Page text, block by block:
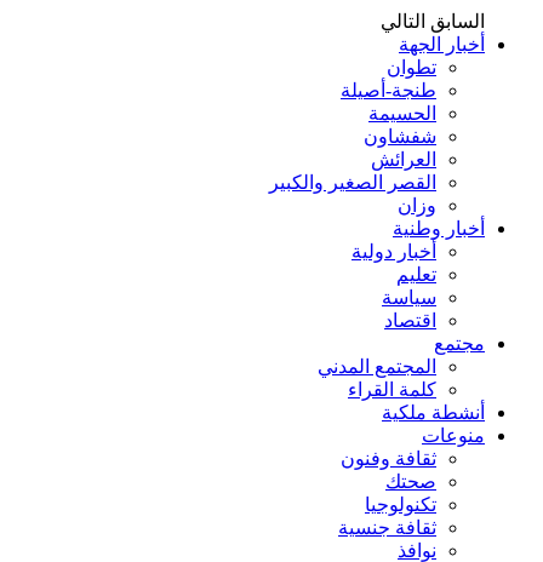
السابق التالي
أخبار الجهة
تطوان
طنجة-أصيلة
الحسيمة
شفشاون
العرائش
القصر الصغير والكبير
وزان
أخبار وطنية
أخبار دولية
تعليم
سياسة
اقتصاد
مجتمع
المجتمع المدني
كلمة القراء
أنشطة ملكية
منوعات
ثقافة وفنون
صحتك
تكنولوجيا
ثقافة جنسية
نوافذ